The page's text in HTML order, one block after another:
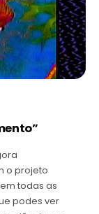
o projeto
todas as
podes ver